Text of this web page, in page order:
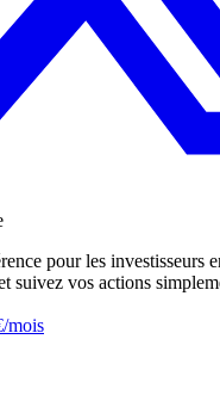
pour les investisseurs
suivez vos actions
mois